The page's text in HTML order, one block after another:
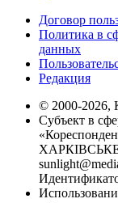
Договор
Политика в
данных
Редакция
© 2000-2026,
Субъект в
ХАРКІВСЬКЕ